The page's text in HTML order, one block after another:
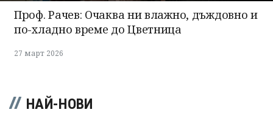
Проф. Рачев: Очаква ни влажно, дъждовно и
по-хладно време до Цветница
27 март 2026
НАЙ-НОВИ